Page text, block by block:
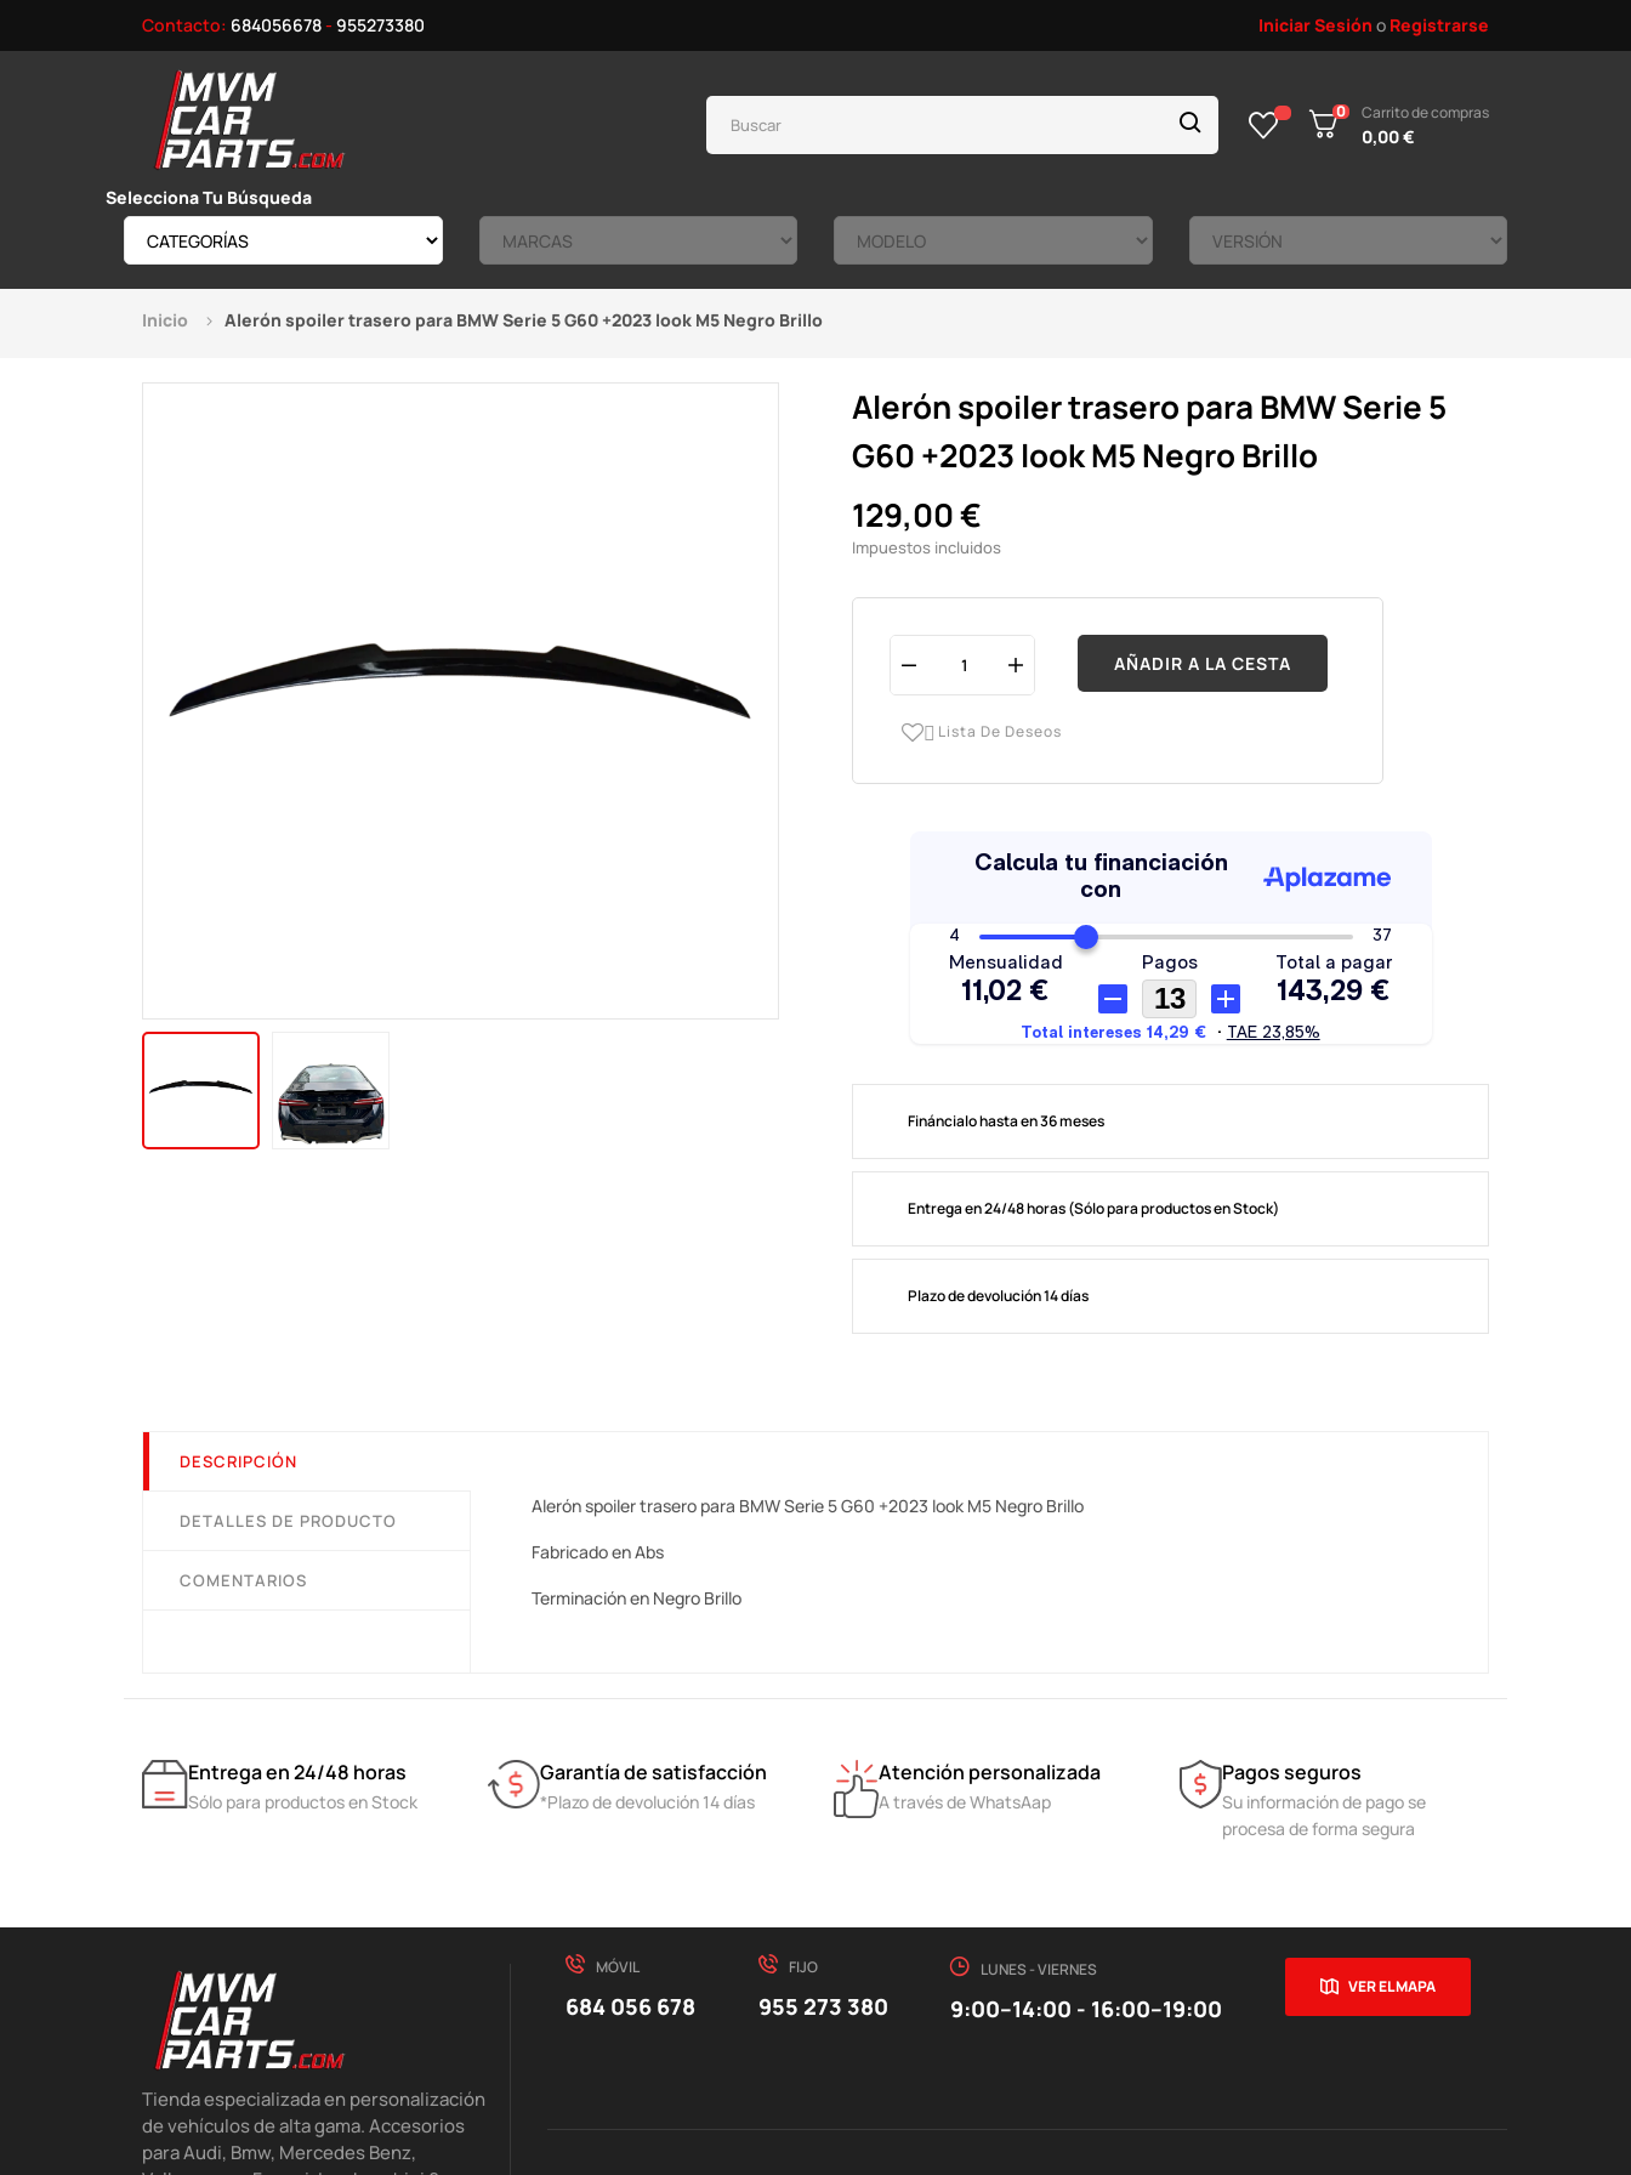
Contacto: 684056678- 955273380 Iniciar Sesión o Registrarse
0 Carrito de compras
0,00 €
Selecciona Tu Búsqueda
Inicio Alerón spoiler trasero para BMW Serie 5 G60 +2023 look M5 Negro Brillo
Alerón spoiler trasero para BMW Serie 5
G60 +2023 look M5 Negro Brillo
129,00 €
Impuestos incluidos
AÑADIR A LA CESTA
 Lista De Deseos
Fináncialo hasta en 36 meses
Entrega en 24/48 horas (Sólo para productos en Stock)
Plazo de devolución 14 días
DESCRIPCIÓN
DETALLES DE PRODUCTO
COMENTARIOS
Alerón spoiler trasero para BMW Serie 5 G60 +2023 look M5 Negro Brillo
Fabricado en Abs
Terminación en Negro Brillo
Entrega en 24/48 horas
Sólo para productos en Stock
Garantía de satisfacción
*Plazo de devolución 14 días
Atención personalizada
A través de WhatsAap
Pagos seguros
Su información de pago se
procesa de forma segura
Tienda especializada en personalización
de vehículos de alta gama. Accesorios
para Audi, Bmw, Mercedes Benz,
MÓVIL
684 056 678
FIJO
955 273 380
LUNES - VIERNES
9:00–14:00 - 16:00–19:00
VER EL MAPA